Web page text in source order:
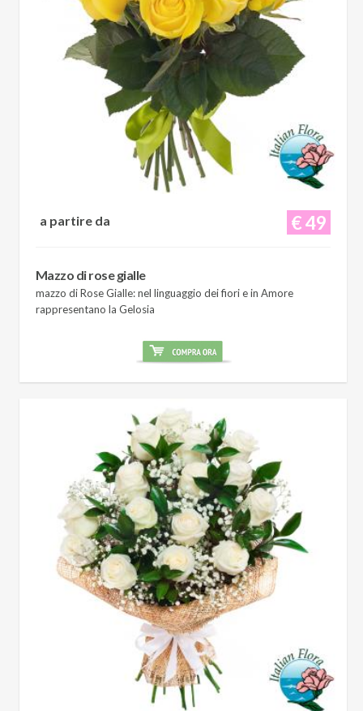
€ 49
a partire da
Mazzo di rose gialle
mazzo di Rose Gialle: nel linguaggio dei fiori e in Amore
rappresentano la Gelosia